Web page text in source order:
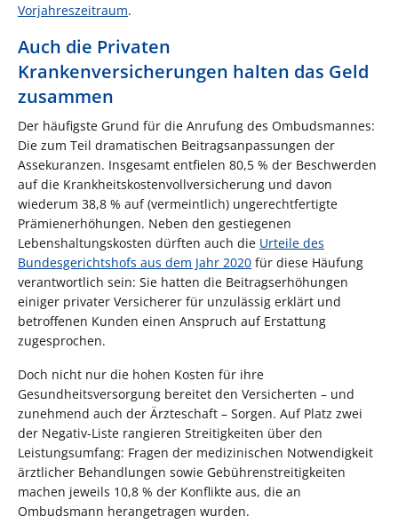
Vorjahreszeitraum.
Auch die Privaten
Krankenversicherungen halten das Geld
zusammen
Der häufigste Grund für die Anrufung des Ombudsmannes:
Die zum Teil dramatischen Beitragsanpassungen der
Assekuranzen. Insgesamt entfielen 80,5 % der Beschwerden
auf die Krankheitskostenvollversicherung und davon
wiederum 38,8 % auf (vermeintlich) ungerechtfertigte
Prämienerhöhungen. Neben den gestiegenen
Lebenshaltungskosten dürften auch die Urteile des
Bundesgerichtshofs aus dem Jahr 2020 für diese Häufung
verantwortlich sein: Sie hatten die Beitragserhöhungen
einiger privater Versicherer für unzulässig erklärt und
betroffenen Kunden einen Anspruch auf Erstattung
zugesprochen.
Doch nicht nur die hohen Kosten für ihre
Gesundheitsversorgung bereitet den Versicherten – und
zunehmend auch der Ärzteschaft – Sorgen. Auf Platz zwei
der Negativ-Liste rangieren Streitigkeiten über den
Leistungsumfang: Fragen der medizinischen Notwendigkeit
ärztlicher Behandlungen sowie Gebührenstreitigkeiten
machen jeweils 10,8 % der Konflikte aus, die an
Ombudsmann herangetragen wurden.